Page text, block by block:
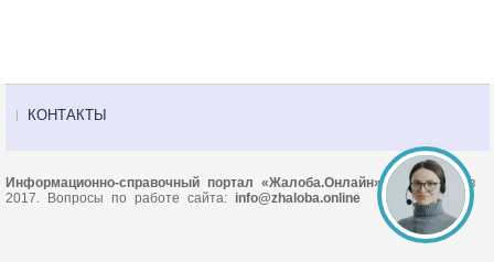
КОНТАКТЫ
Информационно-справочный портал «Жалоба.Онлайн»© Основан в
2017. Вопросы по работе сайта: info@zhaloba.online